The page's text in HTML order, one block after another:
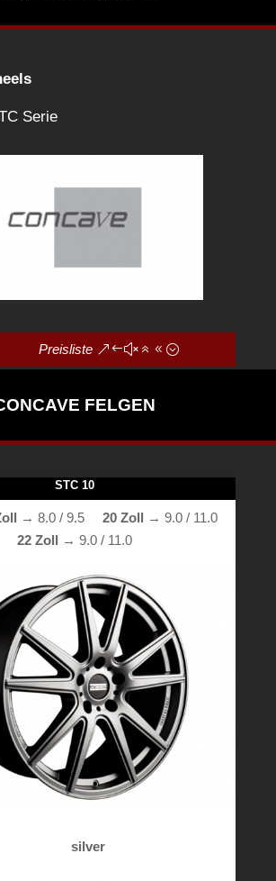
Serie
Preisliste
FELGEN
STC 10
→ 8.0 / 9.5 20 Zoll → 9.0 / 11.0
22 Zoll → 9.0 / 11.0
silver